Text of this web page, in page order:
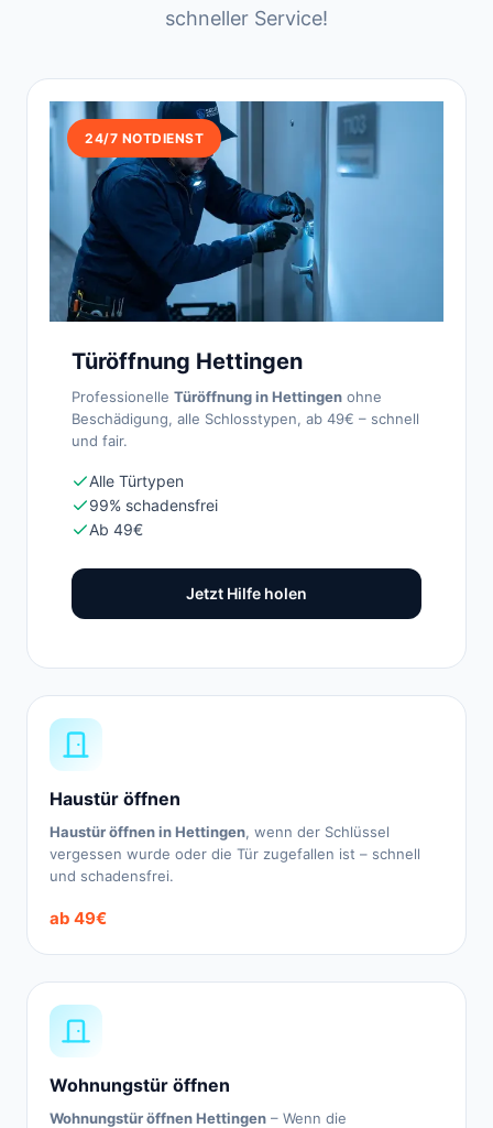
schneller Service!
24/7 NOTDIENST
Türöffnung Hettingen
Professionelle Türöffnung in Hettingen ohne
Beschädigung, alle Schlosstypen, ab 49€ – schnell
und fair.
Alle Türtypen
99% schadensfrei
Ab 49€
Jetzt Hilfe holen
Haustür öffnen
Haustür öffnen in Hettingen, wenn der Schlüssel
vergessen wurde oder die Tür zugefallen ist – schnell
und schadensfrei.
ab 49€
Wohnungstür öffnen
Wohnungstür öffnen Hettingen – Wenn die